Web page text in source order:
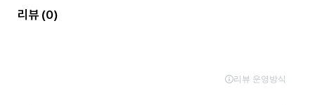
리뷰 (0)